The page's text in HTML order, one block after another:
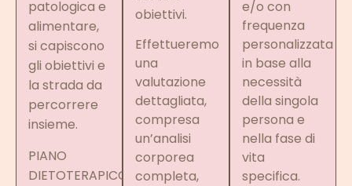
patologica e
alimentare,
si capiscono
gli obiettivi e
la strada da
percorrere
insieme.
PIANO
DIETOTERAPICO
obiettivi.
Effettueremo
una
valutazione
dettagliata,
compresa
un’analisi
corporea
completa,
e/o con
frequenza
personalizzata
in base alla
necessità
della singola
persona e
nella fase di
vita
specifica.